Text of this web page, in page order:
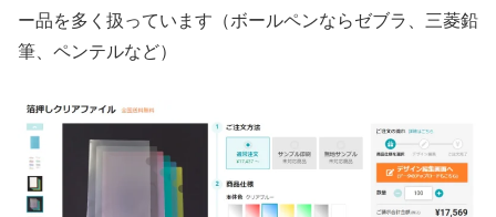
ー品を多く扱っています（ボールペンならゼブラ、三菱鉛
筆、ペンテルなど）